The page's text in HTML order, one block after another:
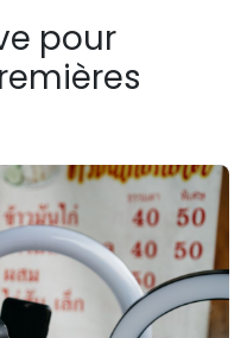
pour